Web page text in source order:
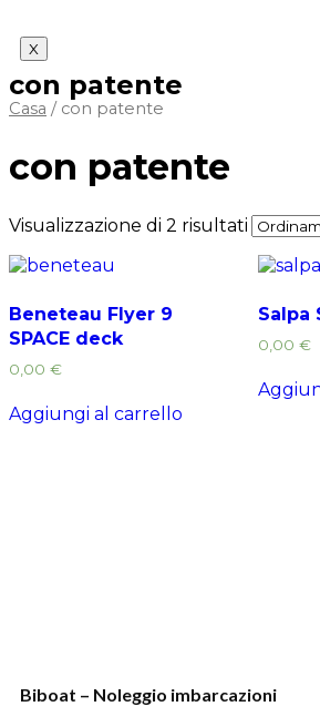
X
con patente
Casa / con patente
con patente
Visualizzazione di 2 risultati
Beneteau Flyer 9
SPACE deck
0,00 €
Aggiungi al carrello
Salpa
0,00 €
Biboat – Noleggio imbarcazioni